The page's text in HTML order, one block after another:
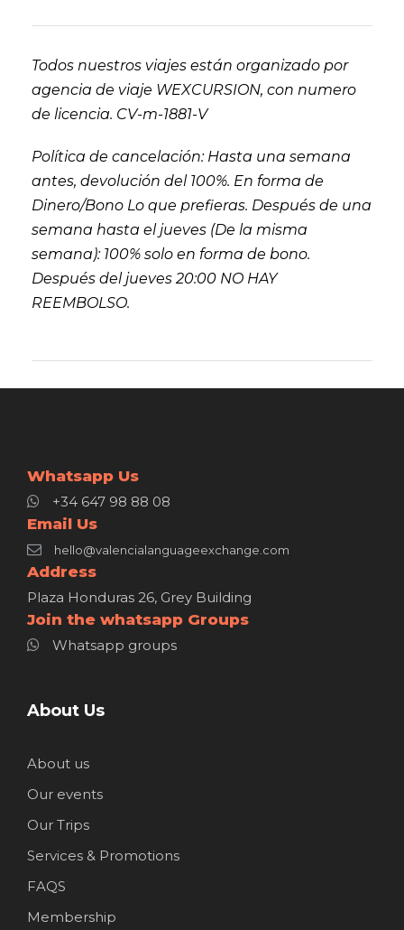
Todos nuestros viajes están organizado por
agencia de viaje WEXCURSION, con numero
de licencia. CV-m-1881-V
Política de cancelación: Hasta una semana
antes, devolución del 100%. En forma de
Dinero/Bono Lo que prefieras. Después de una
semana hasta el jueves (De la misma
semana): 100% solo en forma de bono.
Después del jueves 20:00 NO HAY
REEMBOLSO.
Whatsapp Us
+34 647 98 88 08
Email Us
hello@valencialanguageexchange.com
Address
Plaza Honduras 26, Grey Building
Join the whatsapp Groups
Whatsapp groups
About Us
About us
Our events
Our Trips
Services & Promotions
FAQS
Membership